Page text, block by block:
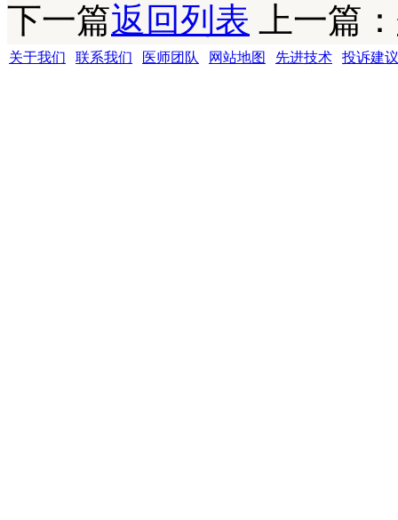
下一篇返回列表 上一篇：
关于我们 联系我们 医师团队 网站地图 先进技术
投诉建议